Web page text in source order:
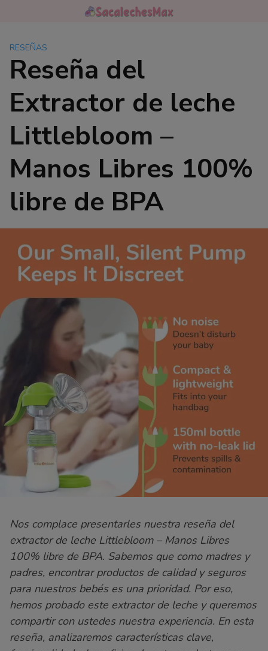
RESEÑAS
Reseña del
Extractor de leche
Littlebloom –
Manos Libres 100%
libre de BPA
Nos complace presentarles nuestra reseña del
extractor de leche Littlebloom – Manos Libres
100% libre de BPA. Sabemos que como madres y
padres, encontrar productos de calidad y seguros
para nuestros bebés es una prioridad. Por eso,
hemos probado este extractor de leche y queremos
compartir con ustedes nuestra experiencia. En esta
reseña, analizaremos características clave,